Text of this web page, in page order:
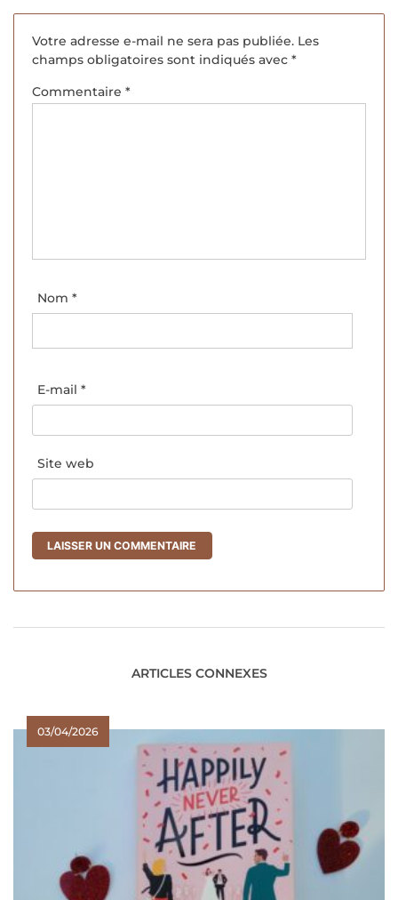
Votre adresse e-mail ne sera pas publiée. Les
champs obligatoires sont indiqués avec *
Commentaire *
Nom *
E-mail *
Site web
ARTICLES CONNEXES
03/04/2026